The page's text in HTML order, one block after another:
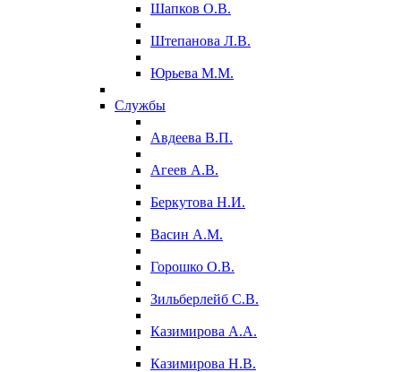
Шапков О.В.
Штепанова Л.В.
Юрьева М.М.
Службы
Авдеева В.П.
Агеев А.В.
Беркутова Н.И.
Васин А.М.
Горошко О.В.
Зильберлейб С.В.
Казимирова А.А.
Казимирова Н.В.